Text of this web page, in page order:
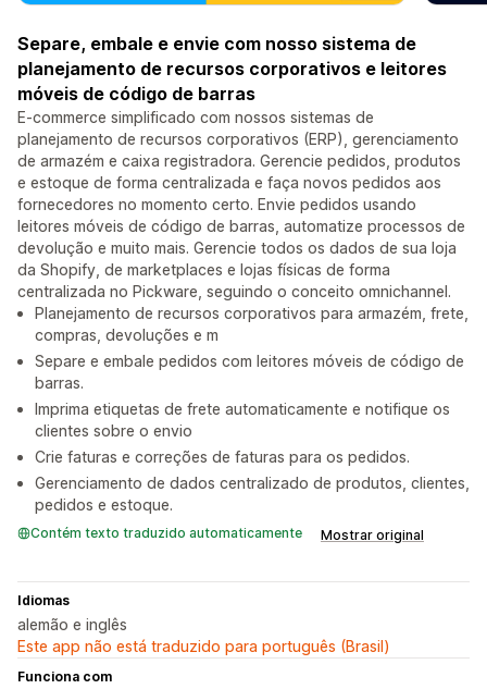
Separe, embale e envie com nosso sistema de
planejamento de recursos corporativos e leitores
móveis de código de barras
E-commerce simplificado com nossos sistemas de
planejamento de recursos corporativos (ERP), gerenciamento
de armazém e caixa registradora. Gerencie pedidos, produtos
e estoque de forma centralizada e faça novos pedidos aos
fornecedores no momento certo. Envie pedidos usando
leitores móveis de código de barras, automatize processos de
devolução e muito mais. Gerencie todos os dados de sua loja
da Shopify, de marketplaces e lojas físicas de forma
centralizada no Pickware, seguindo o conceito omnichannel.
Planejamento de recursos corporativos para armazém, frete,
compras, devoluções e m
Separe e embale pedidos com leitores móveis de código de
barras.
Imprima etiquetas de frete automaticamente e notifique os
clientes sobre o envio
Crie faturas e correções de faturas para os pedidos.
Gerenciamento de dados centralizado de produtos, clientes,
pedidos e estoque.
Contém texto traduzido automaticamente Mostrar original
Idiomas
alemão e inglês
Este app não está traduzido para português (Brasil)
Funciona com